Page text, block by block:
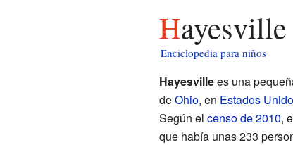
Enciclopedia para niños
Hayesvillees una
deOhio, en Estados
Según el censo de 2010,
que había unas 233